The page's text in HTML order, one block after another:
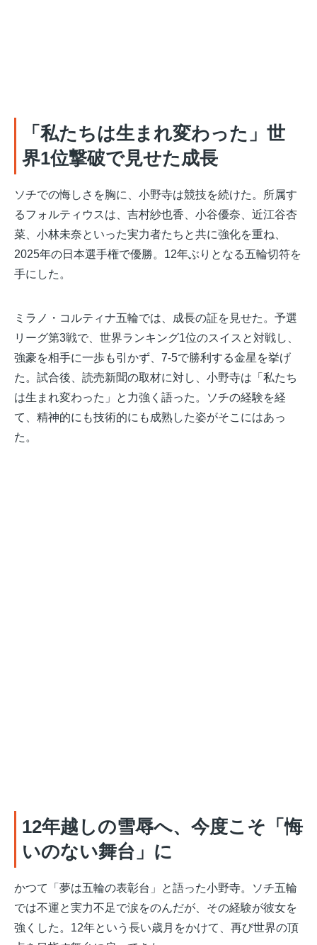
「私たちは生まれ変わった」世
界1位撃破で見せた成長
ソチでの悔しさを胸に、小野寺は競技を続けた。所属す
るフォルティウスは、吉村紗也香、小谷優奈、近江谷杏
菜、小林未奈といった実力者たちと共に強化を重ね、
2025年の日本選手権で優勝。12年ぶりとなる五輪切符を
手にした。
ミラノ・コルティナ五輪では、成長の証を見せた。予選
リーグ第3戦で、世界ランキング1位のスイスと対戦し、
強豪を相手に一歩も引かず、7-5で勝利する金星を挙げ
た。試合後、読売新聞の取材に対し、小野寺は「私たち
は生まれ変わった」と力強く語った。ソチの経験を経
て、精神的にも技術的にも成熟した姿がそこにはあっ
た。
12年越しの雪辱へ、今度こそ「悔
いのない舞台」に
かつて「夢は五輪の表彰台」と語った小野寺。ソチ五輪
では不運と実力不足で涙をのんだが、その経験が彼女を
強くした。12年という長い歳月をかけて、再び世界の頂